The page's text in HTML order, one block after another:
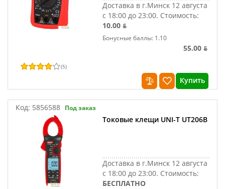
Доставка в г.Минск 12 августа
с 18:00 до 23:00. Стоимость:
10.00 ƃ
Бонусные баллы: 1.10
55.00 ƃ
(5)
Купить
Код: 5856588 Под заказ
Токовые клещи UNI-T UT206B
Доставка в г.Минск 12 августа
с 18:00 до 23:00. Стоимость:
БЕСПЛАТНО